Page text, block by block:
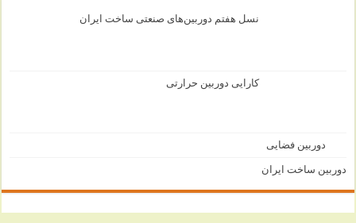
نسل هفتم دوربین‌های صنعتی ساخت ایران
کارایی دوربین حرارتی
دوربین فضایی
دوربین ساخت ایران